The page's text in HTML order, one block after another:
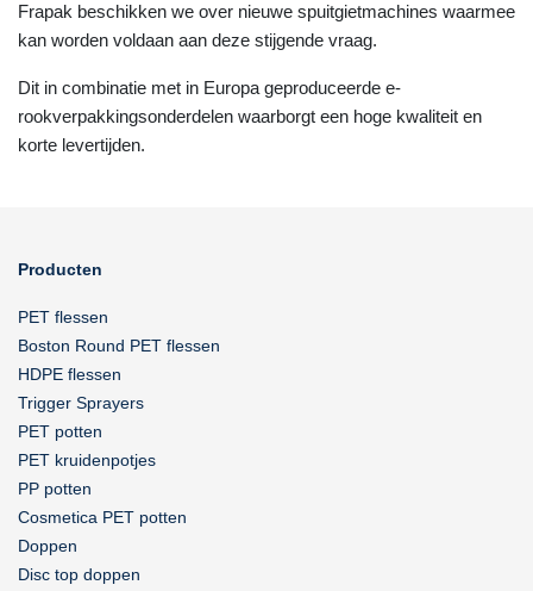
Frapak beschikken we over nieuwe spuitgietmachines waarmee
kan worden voldaan aan deze stijgende vraag.
Dit in combinatie met in Europa geproduceerde e-
rookverpakkingsonderdelen waarborgt een hoge kwaliteit en
korte levertijden.
Producten
PET flessen
Boston Round PET flessen
HDPE flessen
Trigger Sprayers
PET potten
PET kruidenpotjes
PP potten
Cosmetica PET potten
Doppen
Disc top doppen